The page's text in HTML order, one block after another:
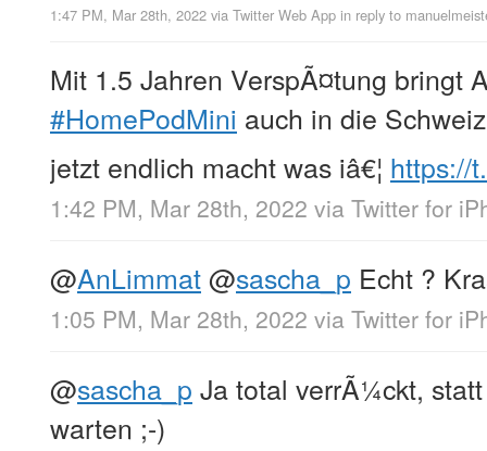
1:47 PM, Mar 28th, 2022 via Twitter Web App in reply to
Mit 1.5 Jahren VerspÃ¤tung bringt
#HomePodMini auch in die
jetzt endlich macht was iâ€¦ https://
1:42 PM, Mar 28th, 2022 via Twitter for
@AnLimmat@sascha_p Echt ?
1:05 PM, Mar 28th, 2022 via Twitter for
@sascha_p Ja total verrÃ¼ckt,
warten ;-)